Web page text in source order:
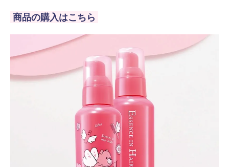
商品の購入はこちら